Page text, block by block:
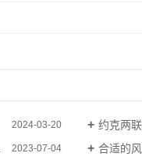
2024-03-20 约克两
2023-07-04 合适的风